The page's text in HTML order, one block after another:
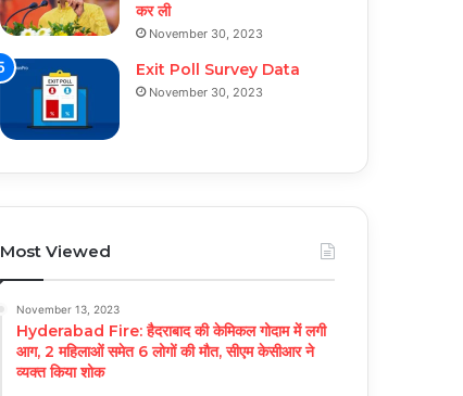
कर ली
November 30, 2023
Exit Poll Survey Data
November 30, 2023
Most Viewed
November 13, 2023
Hyderabad Fire: हैदराबाद की केमिकल गोदाम में लगी
आग, 2 महिलाओं समेत 6 लोगों की मौत, सीएम केसीआर ने
व्यक्त किया शोक